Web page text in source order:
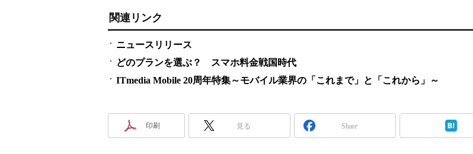
関連リンク
ニュースリリース
どのプランを選ぶ？ スマホ料金戦国時代
ITmedia Mobile 20周年特集～モバイル業界の「これまで」と「これから」～
印刷 見る Share